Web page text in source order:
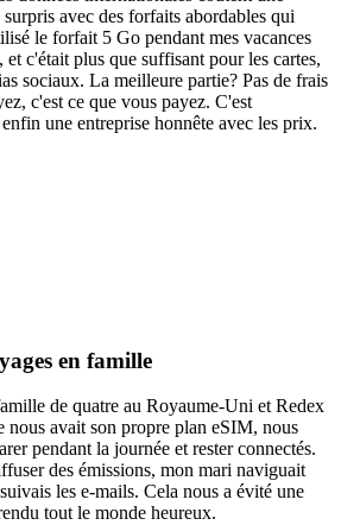
avec des forfaits abordables qui
le forfait 5 Go pendant mes vacances
c'était plus que suffisant pour les cartes,
sociaux. La meilleure partie? Pas de frais
c'est ce que vous payez. C'est
une entreprise honnête avec les prix.
en famille
de quatre au Royaume-Uni et Redex
nous avait son propre plan eSIM, nous
pendant la journée et rester connectés.
des émissions, mon mari naviguait
les e-mails. Cela nous a évité une
tout le monde heureux.